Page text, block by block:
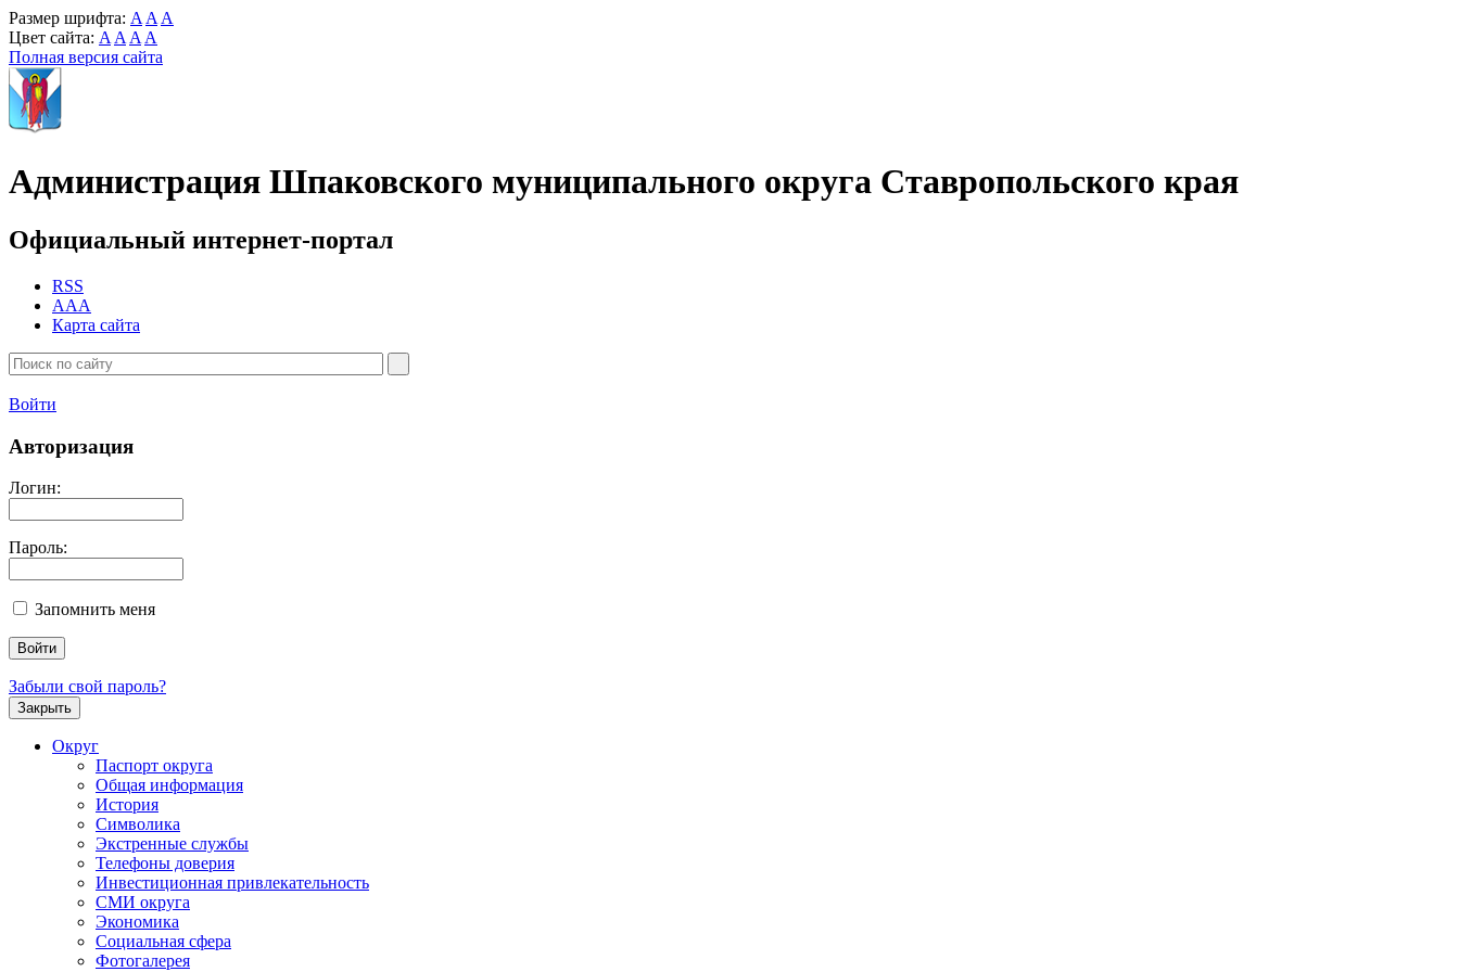
Размер шрифта: A A A
Цвет сайта: A A A A
Полная версия сайта
Администрация Шпаковского муниципального округа Ставропольского края
Официальный интернет-портал
RSS
AAA
Карта сайта
Войти
Авторизация
Логин:
Пароль:
Запомнить меня
Забыли свой пароль?
Закрыть
Округ
Паспорт округа
Общая информация
История
Символика
Экстренные службы
Телефоны доверия
Инвестиционная привлекательность
СМИ округа
Экономика
Социальная сфера
Фотогалерея